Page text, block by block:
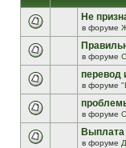
Не
в форуме
в форуме
перевод
в форуме
в форуме
Выплата
в форуме